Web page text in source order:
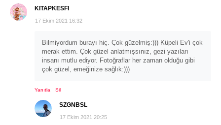
KITAPKESFI
17 Ekim 2021 16:32
Bilmiyordum burayı hiç. Çok güzelmiş:))) Küpeli Ev'i çok
merak ettim. Çok güzel anlatmışsınız, gezi yazıları
insanı mutlu ediyor. Fotoğraflar her zaman olduğu gibi
çok güzel, emeğinize sağlık:)))
Yanıtla Sil
SZGNBSL
17 Ekim 2021 20:25